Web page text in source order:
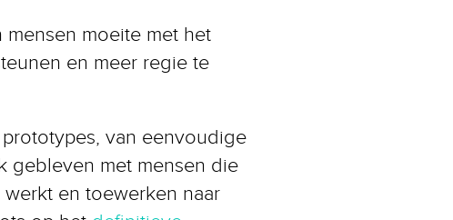
moeite met het
en meer regie te
van eenvoudige
gebleven met mensen die
en toewerken naar